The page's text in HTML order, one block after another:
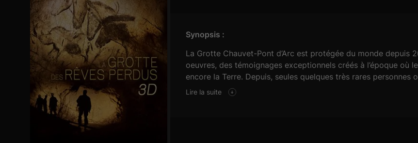
Synopsis :
La Grotte Chauvet-Pont d’Arc est protégée du monde depuis
oeuvres, des témoignages exceptionnels créés à l’époque où
encore la Terre. Depuis, seules quelques très rares
et ses chefs-d’oeuvre sont restés à l’abri des regards –
Lire la suite